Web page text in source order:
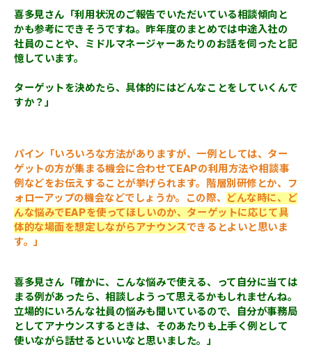
喜多見さん「利用状況のご報告でいただいている相談傾向と
かも参考にできそうですね。昨年度のまとめでは中途入社の
社員のことや、ミドルマネージャーあたりのお話を伺ったと記
憶しています。
ターゲットを決めたら、具体的にはどんなことをしていくんで
すか？ 」
パイン「いろいろな方法がありますが、一例としては、ター
ゲットの方が集まる機会に合わせてEAPの利用方法や相談事
例などをお伝えすることが挙げられます。階層別研修とか、フ
ォローアップの機会などでしょうか。この際、
どんな時に、ど
んな悩みでEAPを使ってほしいのか、ターゲットに応じて具
体的な場面を想定しながらアナウンスできるとよいと思いま
す。」
喜多見さん「確かに、こんな悩みで使える、って自分に当ては
まる例があったら、相談しようって思えるかもしれませんね。
立場的にいろんな社員の悩みも聞いているので、自分が事務局
としてアナウンスするときは、そのあたりも上手く例として
使いながら話せるといいなと思いました。 」